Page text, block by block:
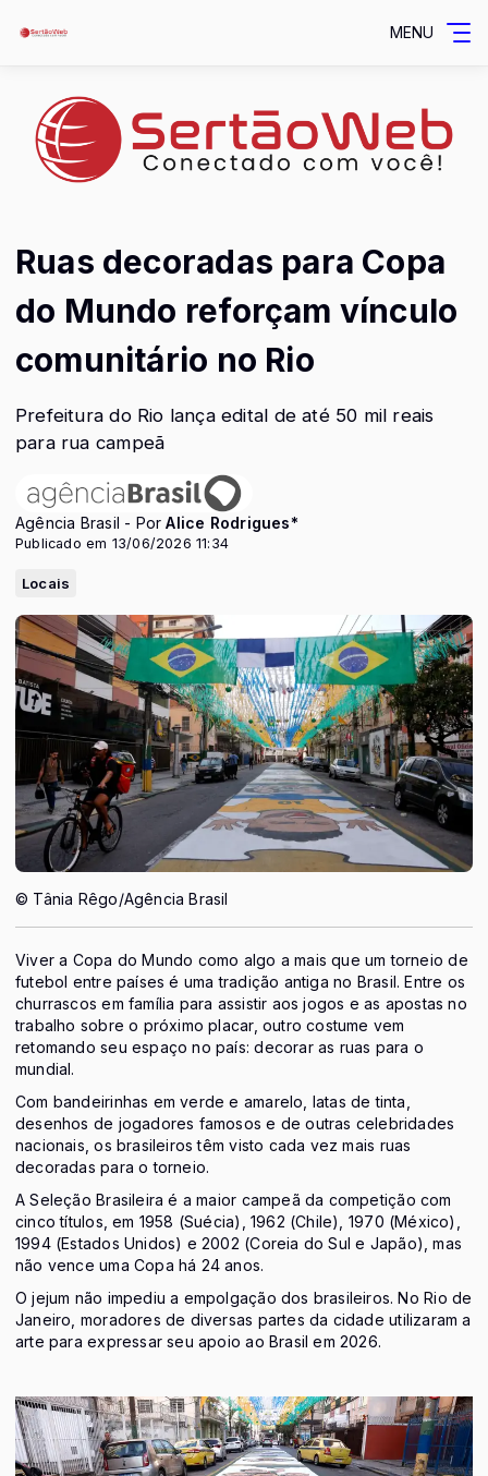
MENU
Ruas decoradas para Copa
do Mundo reforçam vínculo
comunitário no Rio
Prefeitura do Rio lança edital de até 50 mil reais
para rua campeã
Agência Brasil - PorAlice Rodrigues*
Publicado em 13/06/2026 11:34
Locais
© Tânia Rêgo/Agência Brasil
Viver a Copa do Mundo como algo a mais que um torneio de
futebol entre países é uma tradição antiga no Brasil. Entre os
churrascos em família para assistir aos jogos e as apostas no
trabalho sobre o próximo placar, outro costume vem
retomando seu espaço no país: decorar as ruas para o
mundial.
Com bandeirinhas em verde e amarelo, latas de tinta,
desenhos de jogadores famosos e de outras celebridades
nacionais, os brasileiros têm visto cada vez mais ruas
decoradas para o torneio.
A Seleção Brasileira é a maior campeã da competição com
cinco títulos, em 1958 (Suécia), 1962 (Chile), 1970 (México),
1994 (Estados Unidos) e 2002 (Coreia do Sul e Japão), mas
não vence uma Copa há 24 anos.
O jejum não impediu a empolgação dos brasileiros. No Rio de
Janeiro, moradores de diversas partes da cidade utilizaram a
arte para expressar seu apoio ao Brasil em 2026.